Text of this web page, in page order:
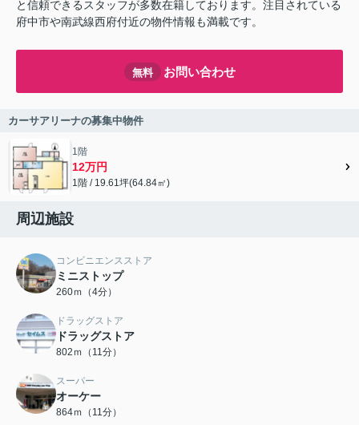
と信頼できるスタッフが多数在籍しております。注目されている
府中市や南武線西府付近の物件情報も満載です。
無料 お問い合わせ
カーサアリーナの募集中物件
1階
12万円
1階 / 19.61坪(64.84㎡)
周辺施設
コンビニエンスストア
ミニストップ
260ｍ（4分）
ドラッグストア
ドラッグストア
802ｍ（11分）
スーパー
オーケー
864ｍ（11分）